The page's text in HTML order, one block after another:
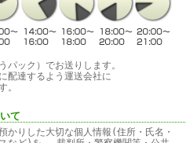
パック）でお送りします。
配達するよう運送会社に
。
て
かりした大切な個人情報(住所・氏名・